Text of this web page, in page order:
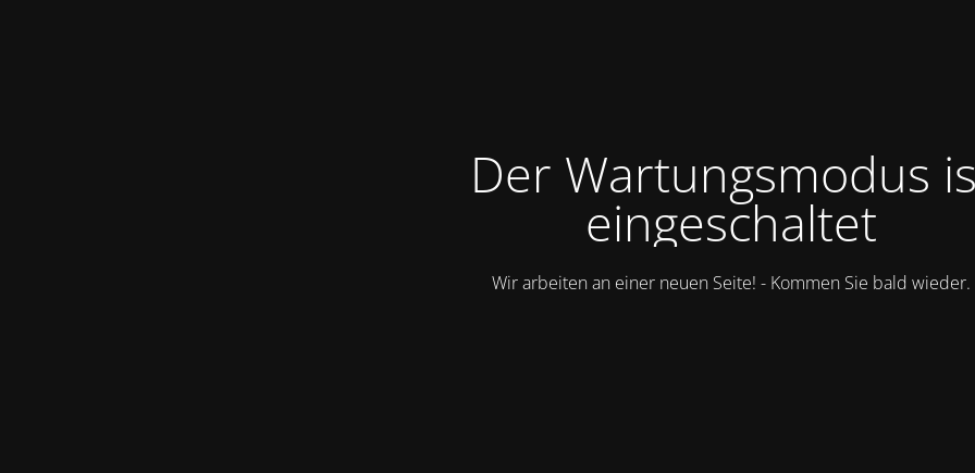
Der Wartungsmodus
eingeschaltet
Wir arbeiten an einer neuen Seite! - Kommen Sie bald wieder.